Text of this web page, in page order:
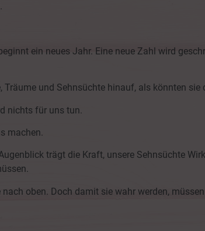
ein neues Jahr. Eine neue Zahl wird
Träume und Sehnsüchte hinauf, als könnten
nichts für uns tun.
machen.
trägt die Kraft, unsere Sehnsüchte
oben. Doch damit sie wahr werden,